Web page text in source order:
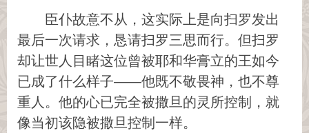
臣仆故意不从，这实际上是向扫罗发出
最后一次请求，恳请扫罗三思而行。但扫罗
却让世人目睹这位曾被耶和华膏立的王如今
已成了什么样子——他既不敬畏神，也不尊
重人。他的心已完全被撒旦的灵所控制，就
像当初该隐被撒旦控制一样。